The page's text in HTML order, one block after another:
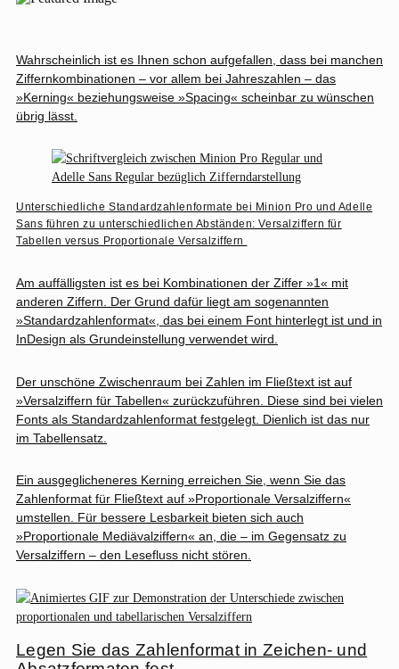
Wahrscheinlich ist es Ihnen schon aufgefallen, dass bei manchen
Ziffernkombinationen – vor allem bei Jahreszahlen – das
»Kerning« beziehungsweise »Spacing« scheinbar zu wünschen
übrig lässt.
Unterschiedliche Standardzahlenformate bei Minion Pro und Adelle
Sans führen zu unterschiedlichen Abständen: Versalziffern für
Tabellen versus Proportionale Versalziffern
Am auffälligsten ist es bei Kombinationen der Ziffer »1« mit
anderen Ziffern. Der Grund dafür liegt am sogenannten
»Standardzahlenformat«, das bei einem Font hinterlegt ist und in
InDesign als Grundeinstellung verwendet wird.
Der unschöne Zwischenraum bei Zahlen im Fließtext ist auf
»Versalziffern für Tabellen« zurückzuführen. Diese sind bei vielen
Fonts als Standardzahlenformat festgelegt. Dienlich ist das nur
im Tabellensatz.
Ein ausgeglicheneres Kerning erreichen Sie, wenn Sie das
Zahlenformat für Fließtext auf »Proportionale Versalziffern«
umstellen. Für bessere Lesbarkeit bieten sich auch
»Proportionale Mediävalziffern« an, die – im Gegensatz zu
Versalziffern – den Lesefluss nicht stören.
Legen Sie das Zahlenformat in Zeichen- und